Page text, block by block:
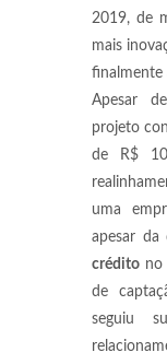
2019, de
mais
finalmente
Apesar
projeto
de R$
uma
apesar da
crédito no
de
seguiu